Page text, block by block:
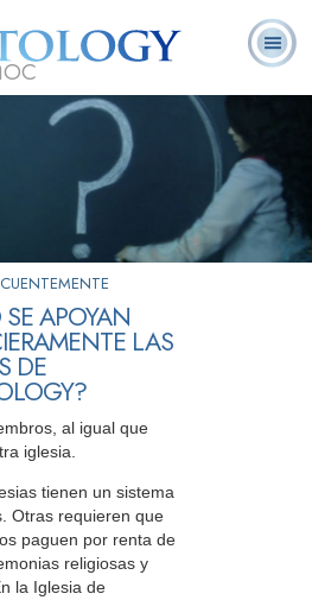
Ministros
Voluntarios
Preguntas
Frecuentes
APOYAN
LAS
DE
al igual que
iglesia.
tienen un sistema
Otras requieren que
paguen por renta de
religiosas y
la Iglesia de